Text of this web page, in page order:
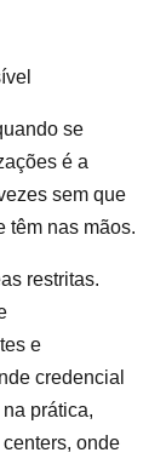
se
é a
sem que
têm nas mãos.
restritas.
e
credencial
prática,
onde